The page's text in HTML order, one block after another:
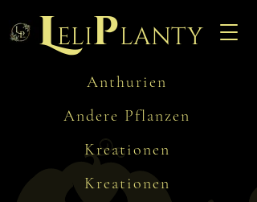
Leliplanty
Anthurien
Andere Pflanzen
Kreationen
Kreationen